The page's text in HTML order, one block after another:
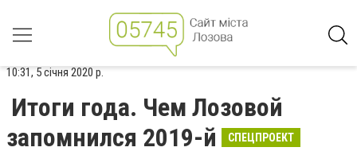
10:31, 5 січня 2020 р.
Итоги года. Чем Лозовой
запомнился 2019-й
СПЕЦПРОЕКТ